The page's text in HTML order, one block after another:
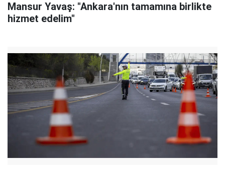
Mansur Yavaş: "Ankara'nın tamamına birlikte
hizmet edelim"